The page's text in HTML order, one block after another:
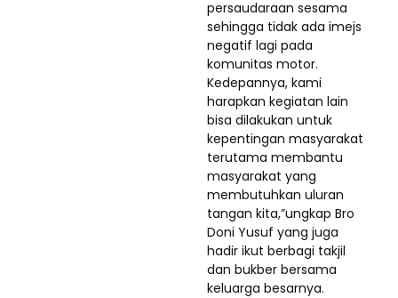
persaudaraan sesama
sehingga tidak ada imejs
negatif lagi pada
komunitas motor.
Kedepannya, kami
harapkan kegiatan lain
bisa dilakukan untuk
kepentingan masyarakat
terutama membantu
masyarakat yang
membutuhkan uluran
tangan kita,”ungkap Bro
Doni Yusuf yang juga
hadir ikut berbagi takjil
dan bukber bersama
keluarga besarnya.